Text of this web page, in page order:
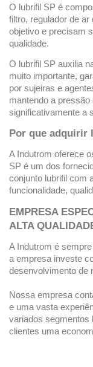
O lubrifil SP é
filtro, regulador de
objetivo e precisam
qualidade.
O lubrifil SP auxilia
muito importante,
por sujeiras e
mantendo a
significativamente a
Por que adquirir
A Indutrom oferece
SP é um dos
conjunto lubrifil com
funcionalidade,
EMPRESA
ALTA
A Indutrom é
a empresa investe
Nossa empresa
e uma vasta
variados segmentos
clientes uma